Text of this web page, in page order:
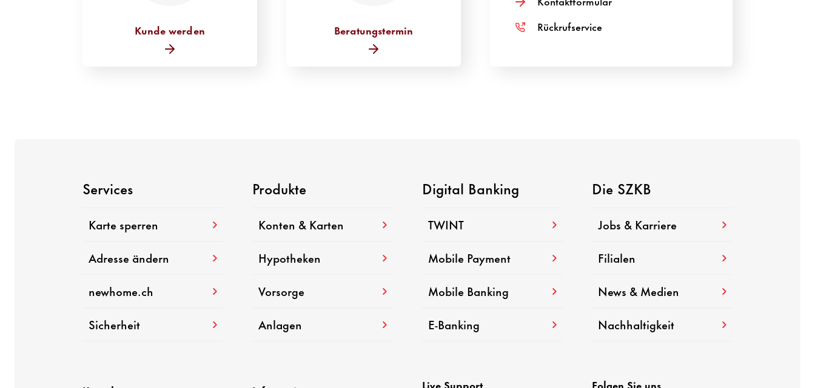
Kunde werden Bera­tungs­termin
Rück­ruf­ser­vice
Services
Karte sperren
Adresse ändern
newhome.ch
Sicher­heit
Produkte
Konten & Karten
Hypo­theken
Vorsorge
Anlagen
Digital Banking
TWINT
Mobile Payment
Mobile Banking
E-​Banking
Die SZKB
Jobs & Karriere
Filialen
News & Medien
Nach­hal­tig­keit
Live Support Folgen Sie uns